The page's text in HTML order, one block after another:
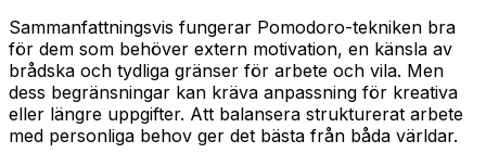
Sammanfattningsvis fungerar Pomodoro-tekniken bra
för dem som behöver extern motivation, en känsla av
brådska och tydliga gränser för arbete och vila. Men
dess begränsningar kan kräva anpassning för kreativa
eller längre uppgifter. Att balansera strukturerat arbete
med personliga behov ger det bästa från båda världar.